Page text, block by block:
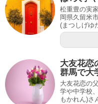
松重豊の実
岡県久留米
(まつしげゆ
大友花恋
群馬で大
大友花恋の
学や中学校
もかれん)さ